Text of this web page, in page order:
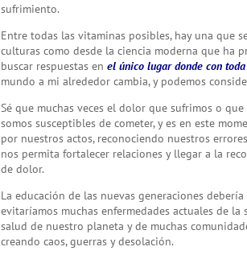
sufrimiento.
Entre todas las vitaminas posibles, hay una que
culturas como desde la ciencia moderna que ha
buscar respuestas enel único lugar donde con
mundo a mi alrededor cambia, y podemos
Sé que muchas veces el dolor que sufrimos o
somos susceptibles de cometer, y es en este
por nuestros actos, reconociendo nuestros
nos permita fortalecer relaciones y llegar a la
de dolor.
La educación de las nuevas generaciones
evitaríamos muchas enfermedades actuales de
salud de nuestro planeta y de muchas
creando caos, guerras y desolación.